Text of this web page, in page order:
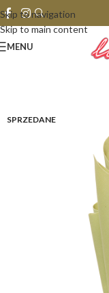
Skip to navigation
Skip to main content
MENU
SPRZEDANE